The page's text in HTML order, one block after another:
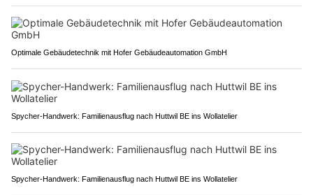
Optimale Gebäudetechnik mit Hofer Gebäudeautomation GmbH
Spycher-Handwerk: Familienausflug nach Huttwil BE ins Wollatelier
Spycher-Handwerk: Familienausflug nach Huttwil BE ins Wollatelier